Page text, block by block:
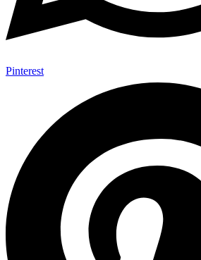
Pinterest